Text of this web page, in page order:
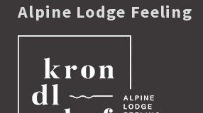
Alpine Lodge Feeling